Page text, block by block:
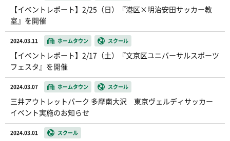
【イベントレポート】2/25（日）『港区×明治安田サッカー教
室』を開催
2024.03.11 ホームタウン スクール
【イベントレポート】2/17（土）『文京区ユニバーサルスポーツ
フェスタ』を開催
2024.03.07 ホームタウン スクール
三井アウトレットパーク 多摩南大沢 東京ヴェルディサッカー
イベント実施のお知らせ
2024.03.01 スクール